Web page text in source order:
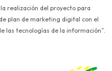
realización del proyecto para
plan de marketing digital con el
las tecnologías de la información”.